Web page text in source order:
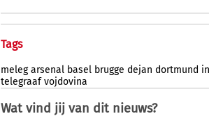
Tags
meleg arsenal basel brugge dejan dortmund
telegraaf vojdovina
Wat vind jij van dit nieuws?